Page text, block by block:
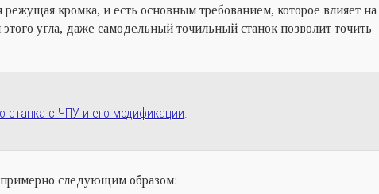
кромка, и есть основным требованием, которое влияет на
угла, даже самодельный точильный станок позволит точить
станка с ЧПУ и его модификации.
примерно следующим образом: